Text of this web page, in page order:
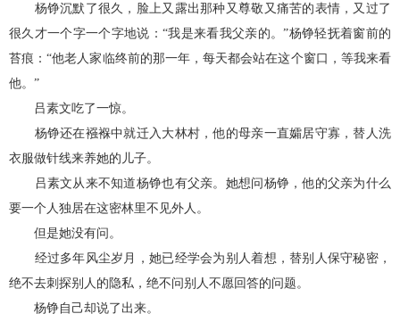
杨铮沉默了很久，脸上又露出那种又尊敬又痛苦的表情，又过了
很久才一个字一个字地说：“我是来看我父亲的。”杨铮轻抚着窗前的
苔痕：“他老人家临终前的那一年，每天都会站在这个窗口，等我来看
他。”
吕素文吃了一惊。
杨铮还在襁褓中就迁入大林村，他的母亲一直孀居守寡，替人洗
衣服做针线来养她的儿子。
吕素文从来不知道杨铮也有父亲。她想问杨铮，他的父亲为什么
要一个人独居在这密林里不见外人。
但是她没有问。
经过多年风尘岁月，她已经学会为别人着想，替别人保守秘密，
绝不去刺探别人的隐私，绝不问别人不愿回答的问题。
杨铮自己却说了出来。